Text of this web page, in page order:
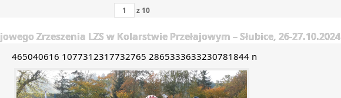
z 10
Zrzeszenia LZS w Kolarstwie Przełajowym – Słubice, 26-27.10.2024
465040616 1077312317732765 2865333633230781844 n